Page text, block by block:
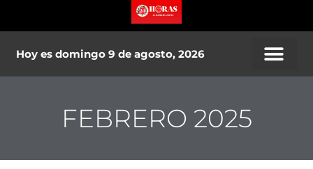
Hoy es domingo 9 de agosto, 2026
FEBRERO 2025